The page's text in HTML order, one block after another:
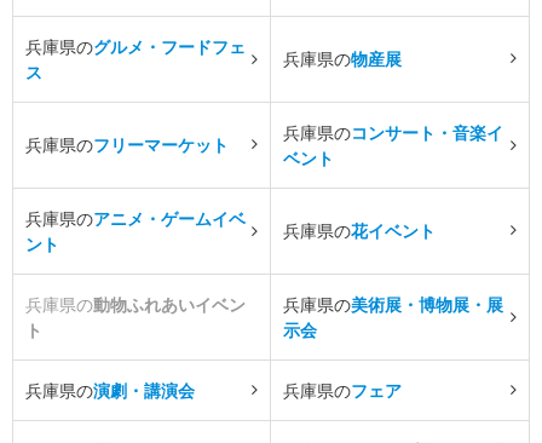
兵庫県のグルメ・フードフェ
ス
兵庫県の物産展
兵庫県のフリーマーケット
兵庫県のコンサート・音楽イ
ベント
兵庫県のアニメ・ゲームイベ
ント
兵庫県の花イベント
兵庫県の動物ふれあいイベン
ト
兵庫県の美術展・博物展・展
示会
兵庫県の演劇・講演会 兵庫県のフェア